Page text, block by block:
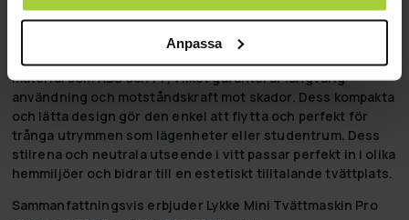
Anpassa
av en separat torktumlare, vilket sparar ytterligare
utrymme och accelererar hela tvättprocessen.
material som ABS och PP, vilket garanterar långvarig
användning och motståndskraft mot skador. Dess kompakta
och lätta design gör den enkel att flytta och perfekt för
trånga utrymmen som lägenheter eller studentrum. Dess
stilrena och neutrala utseende i vitt passar perfekt in i olika
hemmiljöer och bidrar till en estetiskt tilltalande tvättplats.
Sammanfattningsvis erbjuder Lykke Mini Tvättmaskin Pro